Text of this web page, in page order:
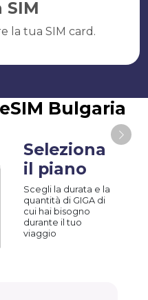
SIM
la tua SIM card.
Bulgaria
Seleziona
il piano
Scegli la durata e la
quantità di GIGA di
cui hai bisogno
durante il tuo
viaggio